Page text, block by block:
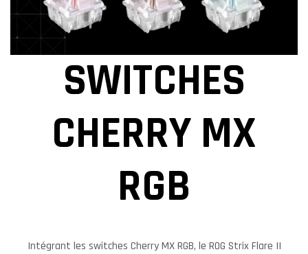
SWITCHES
CHERRY MX
RGB
Intégrant les switches Cherry MX RGB, le ROG Strix Flare II